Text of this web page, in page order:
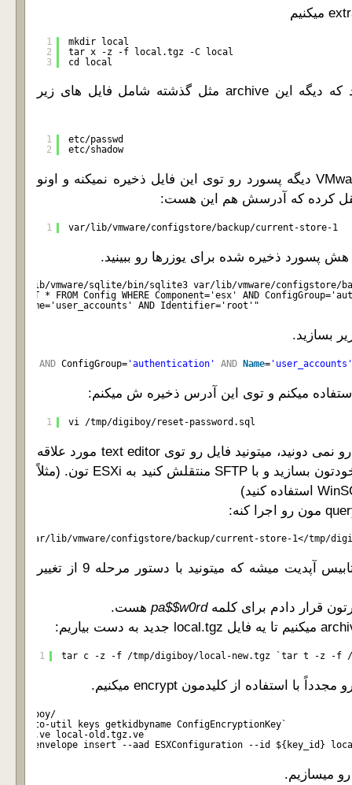
1
2
3
mkdir local
tar x -z -f local.tgz -C local
cd local
9- اگه دقت کنید میبینید که دیگه این archive مثل گذشته شامل فایل های زیر
1
2
etc/passwd
etc/shadow
دلیلش این هست که VMware دیگه پسورد رو توی این فایل ذخیره نمیکنه و اونو
1 var/lib/vmware/configstore/backup/current-store-1
هش پسورد ذخیره شده برای یوزرها رو ببینید.
/usr/lib/vmware/sqlite/bin/sqlite3 var/lib/vmware/configstore/
"SELECT * FROM Config WHERE Component='esx' AND
AND Name='user_accounts' AND Identifier='root'"
AND ConfigGroup= 'authentication' AND Name=
1 vi /tmp/digiboy/reset-password.sql
اگه احیاناً نحوه کار با vi رو نمی دونید، میتونید فایل رو توی text editor مورد علاقه
تون توی سیستم عامل خودتون بسازید و با SFTP منتقلش کنید به ESXi تون. (مثلاً
var/lib/vmware/configstore/backup/current-store-1</tmp/
با این کار hash توی دیتابیس آپدیت میشه که میتونید با دستور مرحله 9 از تغییر
قرار دادم برای کلمهpa$$w0rd هست.
1 tar c -z -f /tmp/digiboy/local-new.tgz `tar t -z -f /
digiboy/
util keys getkidbyname ConfigEncryptionKey`
local-old.tgz.ve
util envelope insert --aad ESXConfiguration --id ${key_id}